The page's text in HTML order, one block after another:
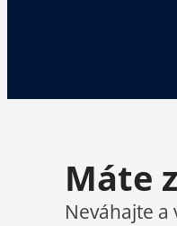
Máte
Neváhajte